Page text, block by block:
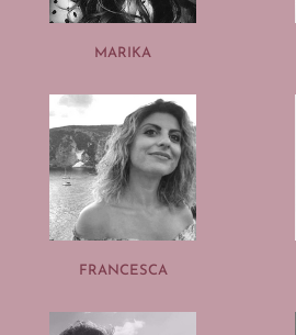
MARIKA
FRANCESCA